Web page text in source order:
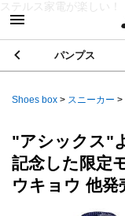
ステルス家電が楽しい！
パンプス
Shoes box > スニーカー >
"アシックス"
記念した限定
ウキョウ 他発